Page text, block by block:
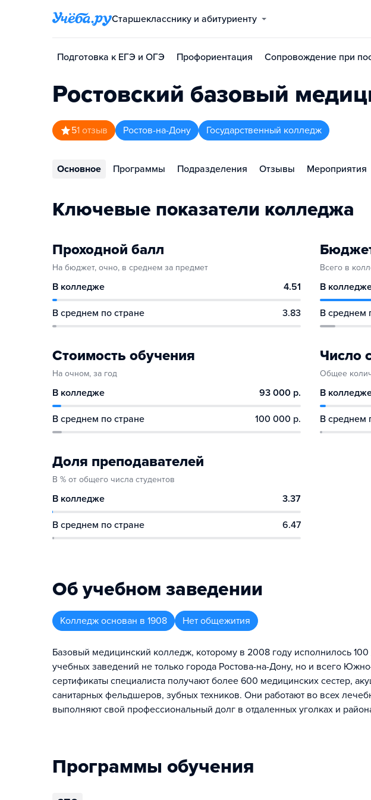
Старшекласснику и абитуриенту
Подготовка к ЕГЭ и ОГЭ Профориентация Сопровождение при
Ростовский базовый
51 отзыв Ростов-на-Дону Государственный колледж
Основное Программы Подразделения Отзывы Мероприятия
Ключевые показатели колледжа
Проходной балл
На бюджет, очно, в среднем за предмет
В колледже 4.51
В среднем по стране 3.83
Всего в
В
В среднем
Стоимость обучения
На очном, за год
В колледже 93 000 р.
В среднем по стране 100 000 р.
Число
Общее
В
В среднем
Доля преподавателей
В % от общего числа студентов
В колледже 3.37
В среднем по стране 6.47
Об учебном заведении
Колледж основан в 1908 Нет общежития
Базовый медицинский колледж, которому в 2008 году исполнилось
учебных заведений не только города Ростова-на-Дону, но и всего
сертификаты специалиста получают более 600 медицинских сестер,
санитарных фельдшеров, зубных техников. Они работают во всех
выполняют свой профессиональный долг в отдаленных уголках и
Программы обучения